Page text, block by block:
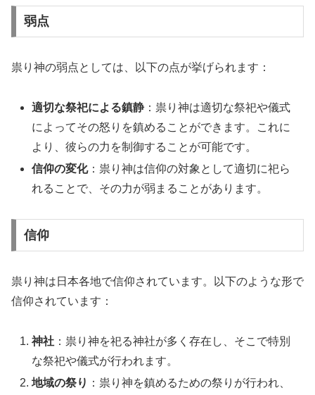
弱点
祟り神の弱点としては、以下の点が挙げられます：
適切な祭祀による鎮静：祟り神は適切な祭祀や儀式
によってその怒りを鎮めることができます。これに
より、彼らの力を制御することが可能です。
信仰の変化：祟り神は信仰の対象として適切に祀ら
れることで、その力が弱まることがあります。
信仰
祟り神は日本各地で信仰されています。以下のような形で
信仰されています：
神社 ：祟り神を祀る神社が多く存在し、そこで特別
な祭祀や儀式が行われます。
地域の祭り ：祟り神を鎮めるための祭りが行われ、